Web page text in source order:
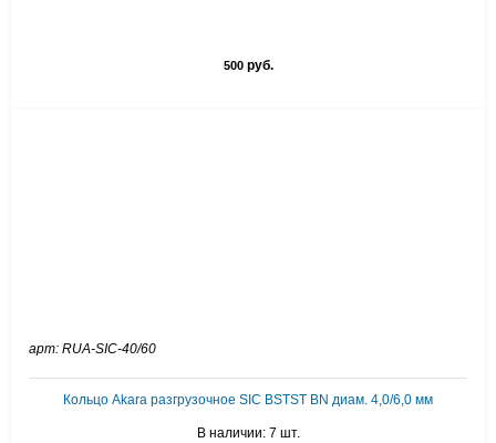
500руб.
арт: RUA-SIC-40/60
Кольцо Akara разгрузочное SIC BSTST BN диам. 4,0/6,0 мм
В наличии: 7 шт.